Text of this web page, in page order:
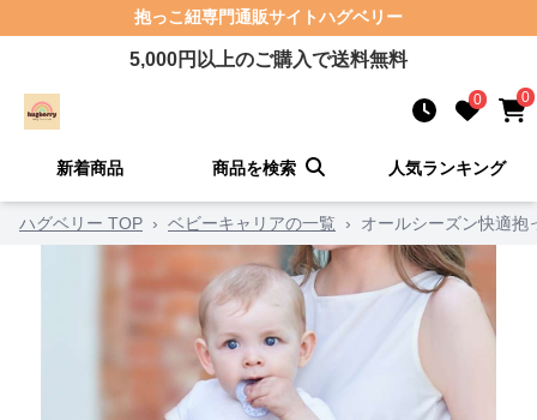
抱っこ紐専門通販サイトハグベリー
5,000円以上のご購入で送料無料
0 0
新着商品 商品を検索 人気ランキング
ハグベリー TOP › ベビーキャリアの一覧 › オールシーズン快適抱